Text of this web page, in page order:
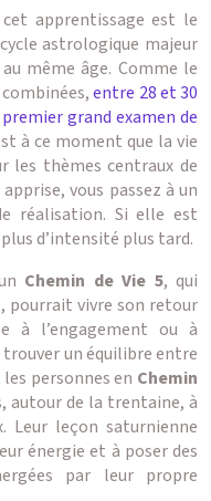
apprentissage est le
astrologique majeur
même âge. Comme le
entre 28 et 30
grand examen de
à ce moment que la vie
les thèmes centraux de
vous passez à un
réalisation. Si elle est
d’intensité plus tard.
Chemin de Vie 5, qui
pourrait vivre son retour
à l’engagement ou à
trouver un équilibre entre
personnes en Chemin
autour de la trentaine, à
Leur leçon saturnienne
énergie et à poser des
par leur propre